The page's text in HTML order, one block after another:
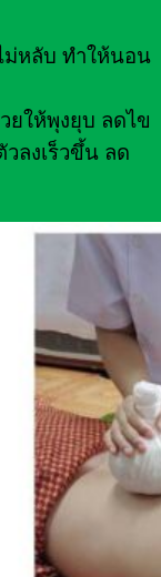
ม่หลับ ทำให้นอน
ให้พุงยุบ ลดไข
ลงเร็วขึ้น ลด